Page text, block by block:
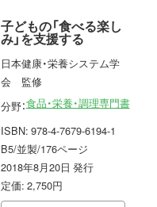
子どもの「食べる楽し
み」を支援する
日本健康・栄養システム学
会 監修
分野：食品・栄養・調理専門書
ISBN: 978-4-7679-6194-1
B5/並製/176ページ
2018年8月20日 発行
定価: 2,750円